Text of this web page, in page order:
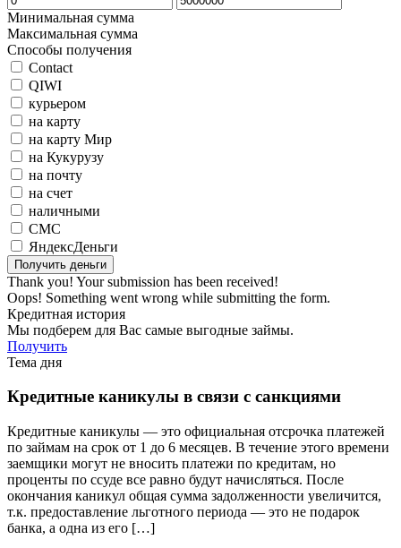
Минимальная сумма
Максимальная сумма
Способы получения
Contact
QIWI
курьером
на карту
на карту Мир
на Кукурузу
на почту
на счет
наличными
СМС
ЯндексДеньги
Thank you! Your submission has been received!
Oops! Something went wrong while submitting the form.
Кредитная история
Мы подберем для Вас самые выгодные займы.
Получить
Тема дня
Кредитные каникулы в связи с санкциями
Кредитные каникулы — это официальная отсрочка платежей
по займам на срок от 1 до 6 месяцев. В течение этого времени
заемщики могут не вносить платежи по кредитам, но
проценты по ссуде все равно будут начисляться. После
окончания каникул общая сумма задолженности увеличится,
т.к. предоставление льготного периода — это не подарок
банка, а одна из его […]